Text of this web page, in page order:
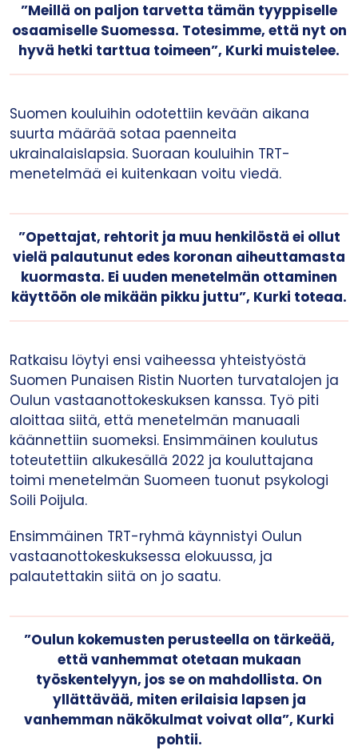
”Meillä on paljon tarvetta tämän tyyppiselle
osaamiselle Suomessa. Totesimme, että nyt on
hyvä hetki tarttua toimeen”, Kurki muistelee.
Suomen kouluihin odotettiin kevään aikana
suurta määrää sotaa paenneita
ukrainalaislapsia. Suoraan kouluihin TRT-
menetelmää ei kuitenkaan voitu viedä.
”Opettajat, rehtorit ja muu henkilöstä ei ollut
vielä palautunut edes koronan aiheuttamasta
kuormasta. Ei uuden menetelmän ottaminen
käyttöön ole mikään pikku juttu”, Kurki toteaa.
Ratkaisu löytyi ensi vaiheessa yhteistyöstä
Suomen Punaisen Ristin Nuorten turvatalojen ja
Oulun vastaanottokeskuksen kanssa. Työ piti
aloittaa siitä, että menetelmän manuaali
käännettiin suomeksi. Ensimmäinen koulutus
toteutettiin alkukesällä 2022 ja kouluttajana
toimi menetelmän Suomeen tuonut psykologi
Soili Poijula.
Ensimmäinen TRT-ryhmä käynnistyi Oulun
vastaanottokeskuksessa elokuussa, ja
palautettakin siitä on jo saatu.
”Oulun kokemusten perusteella on tärkeää,
että vanhemmat otetaan mukaan
työskentelyyn, jos se on mahdollista. On
yllättävää, miten erilaisia lapsen ja
vanhemman näkökulmat voivat olla”, Kurki
pohtii.